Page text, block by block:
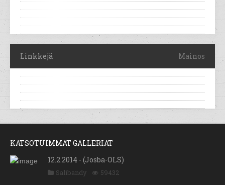
Linkkejä Mainos
KATSOTUIMMAT GALLERIAT
12.2.2014 - (Josba-OLS)
Salibandy 59432